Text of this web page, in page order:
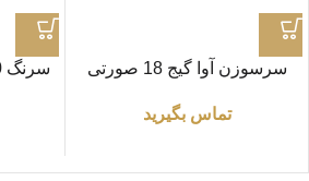
سرسوزن آوا گیج 18 صورتی
تماس بگیرید
سرنگ 20 سی سی لوئرلاک آوا